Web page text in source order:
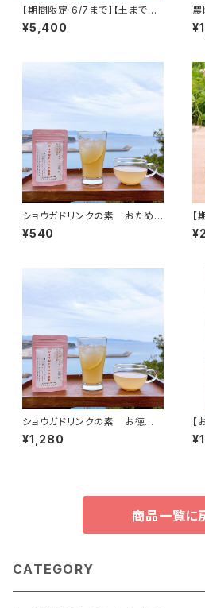
【期間限定 6/7まで】【土まで安
心・皮ごと安心のにんにく】栽培
期間中農薬・化学肥料不使用
¥5,400
薬
ショウガドリンクの素 おためし
サイズ 45g 農園女子の安心
加工品 国産材料 ※おた
¥540
心
期
ショウガドリンクの素 お徳
用 150g 農園女子の安心加
工品 国産材料 【お湯と混
¥1,280
キ
に
商品一覧に
CATEGORY